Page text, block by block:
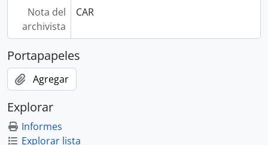
Nota del
archivista
CAR
Portapapeles
Agregar
Explorar
Informes
Explorar lista